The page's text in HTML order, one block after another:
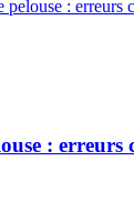
: erreurs